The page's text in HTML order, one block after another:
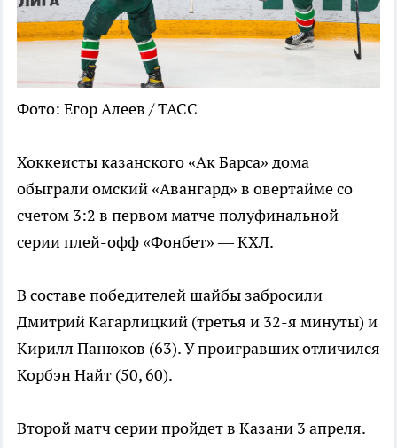
Фото: Егор Алеев / ТАСС
Хоккеисты казанского «Ак Барса» дома
обыграли омский «Авангард» в овертайме со
счетом 3:2 в первом матче полуфинальной
серии плей-офф «Фонбет» — КХЛ.
В составе победителей шайбы забросили
Дмитрий Кагарлицкий (третья и 32-я минуты) и
Кирилл Панюков (63). У проигравших отличился
Корбэн Найт (50, 60).
Второй матч серии пройдет в Казани 3 апреля.